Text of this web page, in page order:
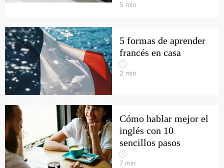
5 min
5 formas de aprender
francés en casa
2 min
Cómo hablar mejor el
inglés con 10
sencillos pasos
7 min